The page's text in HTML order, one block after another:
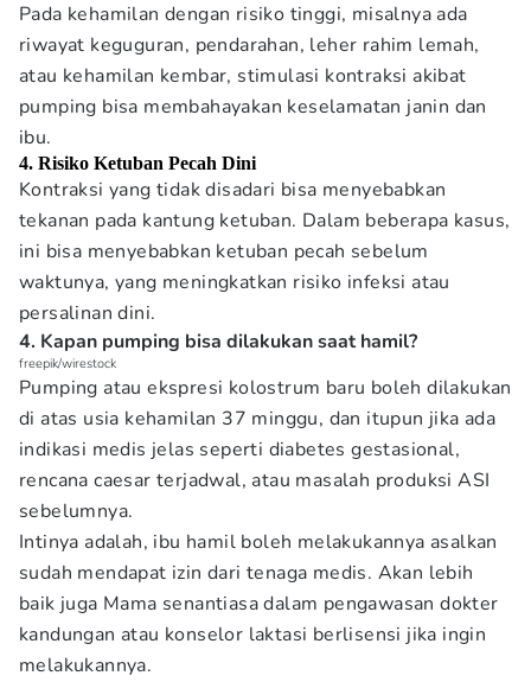
Pada kehamilan dengan risiko tinggi, misalnya ada
riwayat keguguran, pendarahan, leher rahim lemah,
atau kehamilan kembar, stimulasi kontraksi akibat
pumping bisa membahayakan keselamatan janin dan
ibu.
4. Risiko Ketuban Pecah Dini
Kontraksi yang tidak disadari bisa menyebabkan
tekanan pada kantung ketuban. Dalam beberapa kasus,
ini bisa menyebabkan ketuban pecah sebelum
waktunya, yang meningkatkan risiko infeksi atau
persalinan dini.
4. Kapan pumping bisa dilakukan saat hamil?
freepik/wirestock
Pumping atau ekspresi kolostrum baru boleh dilakukan
di atas usia kehamilan 37 minggu, dan itupun jika ada
indikasi medis jelas seperti diabetes gestasional,
rencana caesar terjadwal, atau masalah produksi ASI
sebelumnya.
Intinya adalah, ibu hamil boleh melakukannya asalkan
sudah mendapat izin dari tenaga medis. Akan lebih
baik juga Mama senantiasa dalam pengawasan dokter
kandungan atau konselor laktasi berlisensi jika ingin
melakukannya.